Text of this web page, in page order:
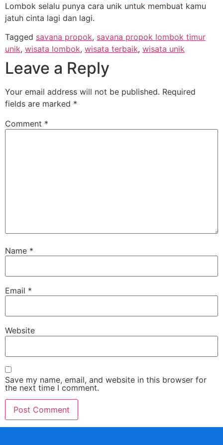
Lombok selalu punya cara unik untuk membuat kamu
jatuh cinta lagi dan lagi.
Tagged savana propok, savana propok lombok timur
unik, wisata lombok, wisata terbaik, wisata unik
Leave a Reply
Your email address will not be published. Required
fields are marked *
Comment *
Name *
Email *
Website
Save my name, email, and website in this browser for
the next time I comment.